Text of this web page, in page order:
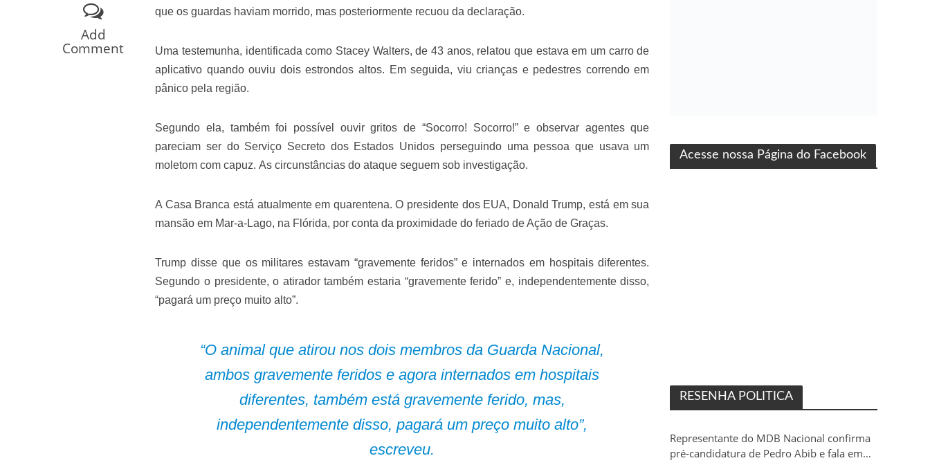
Add
Comment
que os guardas haviam morrido, mas posteriormente recuou da declaração.
Uma testemunha, identificada como Stacey Walters, de 43 anos, relatou que estava em um carro de
aplicativo quando ouviu dois estrondos altos. Em seguida, viu crianças e pedestres correndo em
pânico pela região.
Segundo ela, também foi possível ouvir gritos de “Socorro! Socorro!” e observar agentes que
pareciam ser do Serviço Secreto dos Estados Unidos perseguindo uma pessoa que usava um
moletom com capuz. As circunstâncias do ataque seguem sob investigação.
A Casa Branca está atualmente em quarentena. O presidente dos EUA, Donald Trump, está em sua
mansão em Mar-a-Lago, na Flórida, por conta da proximidade do feriado de Ação de Graças.
Trump disse que os militares estavam “gravemente feridos” e internados em hospitais diferentes.
Segundo o presidente, o atirador também estaria “gravemente ferido” e, independentemente disso,
“pagará um preço muito alto”.
“O animal que atirou nos dois membros da Guarda Nacional,
ambos gravemente feridos e agora internados em hospitais
diferentes, também está gravemente ferido, mas,
independentemente disso, pagará um preço muito alto”,
escreveu.
Acesse nossa Página do Facebook
RESENHA POLITICA
Representante do MDB Nacional confirma
pré-candidatura de Pedro Abib e fala em